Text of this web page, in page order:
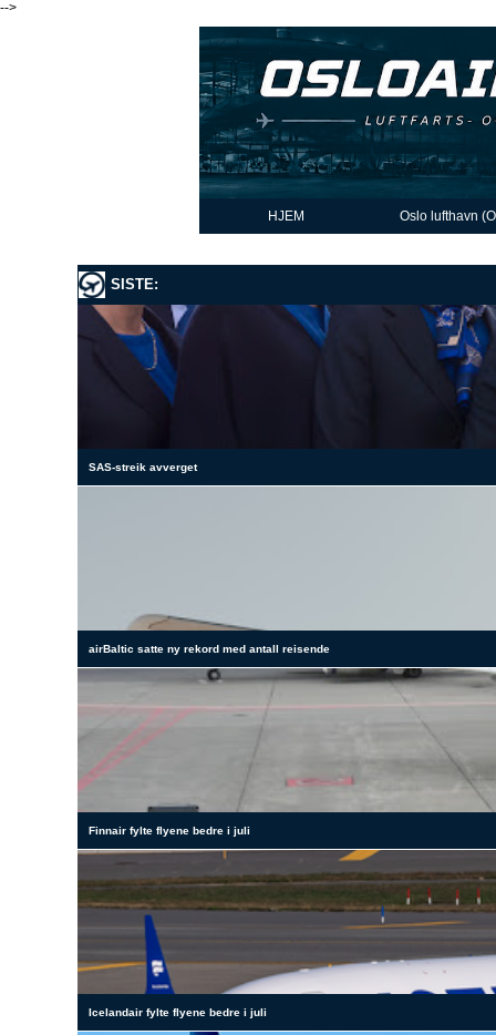
-->
HJEM Oslo lufthavn
SISTE:
SAS-streik avverget
airBaltic satte ny rekord med antall reisende
Finnair fylte flyene bedre i juli
Icelandair fylte flyene bedre i juli